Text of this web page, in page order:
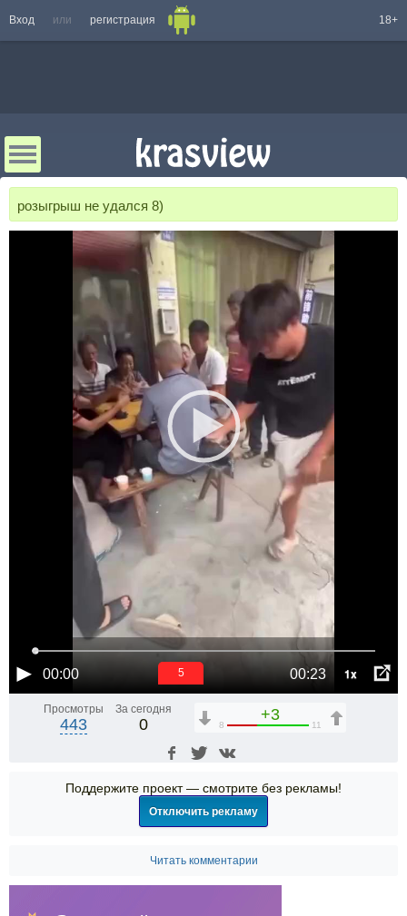
Вход или регистрация 18+
розыгрыш не удался 8)
00:00 00:23 1x
5
Просмотры
443
За сегодня
0
+3
8 11
Поддержите проект — смотрите без рекламы!
Отключить рекламу
Читать комментарии